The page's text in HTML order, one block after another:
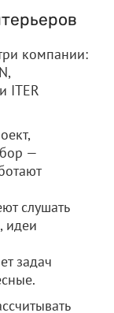
компании:
ITER
—
слушать
идеи
задач